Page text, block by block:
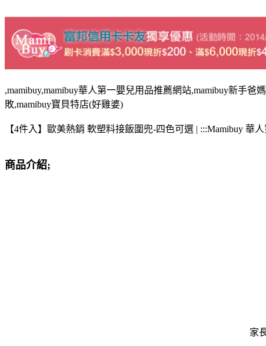
,mamibuy,mamibuy華人第一嬰兒用品推薦網站,mamibuy新手爸
敗,mamibuy寶貝特店(好雞婆)
【4件入】歐美熱銷 軟塑料接飯圍兜-四色可選 | :::Mamibuy 華
商品介紹;
家